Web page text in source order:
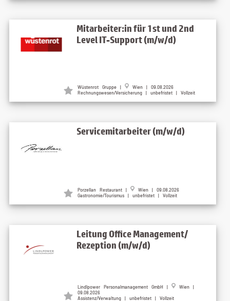
Mitarbeiter:in für 1st und 2nd
Level IT-Support (m/w/d)
Wüstenrot Gruppe | Wien | 09.08.2026
Rechnungswesen/Versicherung | unbefristet | Vollzeit
Servicemitarbeiter (m/w/d)
Porzellan Restaurant | Wien | 09.08.2026
Gastronomie/Tourismus | unbefristet | Vollzeit
Leitung Office Management/
Rezeption (m/w/d)
Lindlpower Personalmanagement GmbH | Wien |
09.08.2026
Assistenz/Verwaltung | unbefristet | Vollzeit